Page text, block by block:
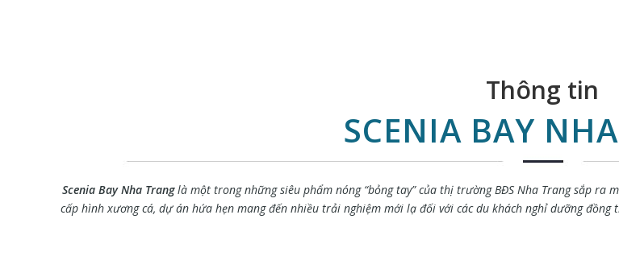
Thông tin
SCENIA BAY
Scenia Bay Nha Tranglà một trong những siêu phẩm nóng “bỏng tay” của thị trường BĐS Nha Trang sắp
cấp hình xương cá, dự án hứa hẹn mang đến nhiều trải nghiệm mới lạ đối với các du khách nghỉ dưỡng